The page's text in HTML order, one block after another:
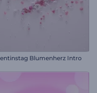
Blumenherz Intro